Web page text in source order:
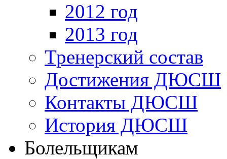
2012 год
2013 год
Тренерский состав
Достижения ДЮСШ
Контакты ДЮСШ
История ДЮСШ
Болельщикам